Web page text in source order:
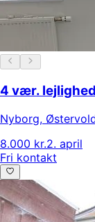
4 vær. lejlighed
Nyborg,
8.000 kr.2. april
Fri kontakt